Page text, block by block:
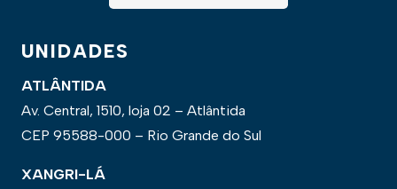
UNIDADES
ATLÂNTIDA
Av. Central, 1510, loja 02 – Atlântida
CEP 95588-000 – Rio Grande do Sul
XANGRI-LÁ